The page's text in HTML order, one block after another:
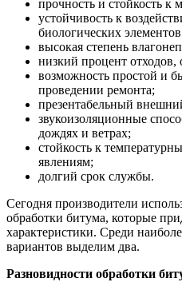
прочность и стойкость к
устойчивость к
биологических
высокая степень
низкий процент отходов,
возможность простой и
проведении ремонта;
презентабельный
звукоизоляционные
дождях и ветрах;
стойкость к
явлениям;
долгий срок службы.
Сегодня производители
обработки битума, которые
характеристики. Среди
вариантов выделим два.
Разновидности обработки